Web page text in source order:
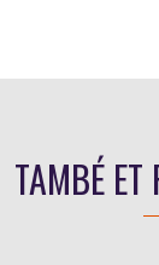
TAMBÉ ET